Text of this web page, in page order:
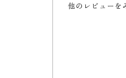
他のレビューを